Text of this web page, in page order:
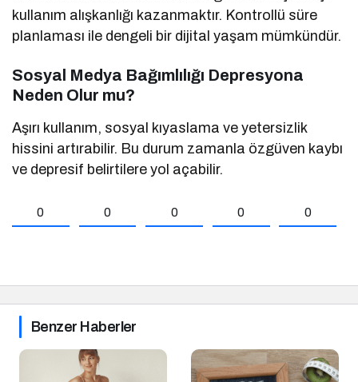
kullanım alışkanlığı kazanmaktır. Kontrollü süre
planlaması ile dengeli bir dijital yaşam mümkündür.
Sosyal Medya Bağımlılığı Depresyona
Neden Olur mu?
Aşırı kullanım, sosyal kıyaslama ve yetersizlik
hissini artırabilir. Bu durum zamanla özgüven kaybı
ve depresif belirtilere yol açabilir.
0 0 0 0 0
Benzer Haberler